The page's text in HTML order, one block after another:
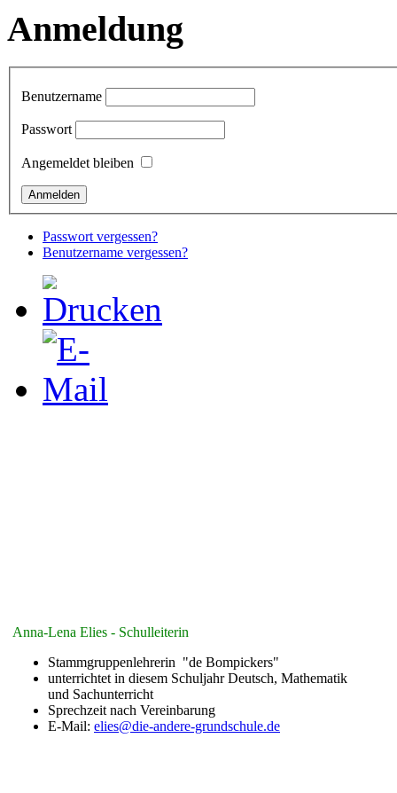
Anmeldung
Benutzername
Passwort
Angemeldet bleiben
Passwort vergessen?
Benutzername vergessen?
Anna-Lena Elies - Schulleiterin
Stammgruppenlehrerin "de Bompickers"
unterrichtet in diesem Schuljahr Deutsch, Mathematik
und Sachunterricht
Sprechzeit nach Vereinbarung
E-Mail: elies@die-andere-grundschule.de